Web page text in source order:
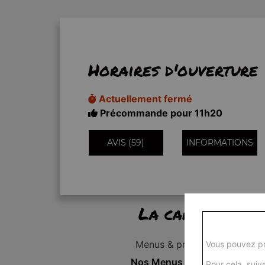
Horaires d'ouverture
Actuellement fermé
Précommande pour 11h20
AVIS (59) INFORMATIONS
La carte
Menus & promos
Nos Menus Enfant
Vous pouvez